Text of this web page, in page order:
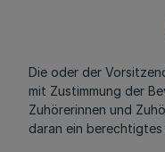
Die oder der
mit Zustimmung der
Zuhörerinnen und
daran ein berechtigtes